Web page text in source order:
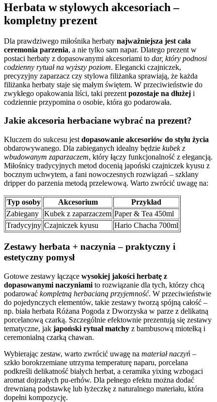
Herbata w stylowych akcesoriach –
kompletny prezent
Dla prawdziwego miłośnika herbaty najważniejsza jest cała
ceremonia parzenia, a nie tylko sam napar. Dlatego prezent w
postaci herbaty z dopasowanymi akcesoriami to dar, który podnosi
codzienny rytuał na wyższy poziom. Elegancki czajniczek,
precyzyjny zaparzacz czy stylowa filiżanka sprawiają, że każda
filiżanka herbaty staje się małym świętem. W przeciwieństwie do
zwykłego opakowania liści, taki prezent pozostaje na dłużej i
codziennie przypomina o osobie, która go podarowała.
Jakie akcesoria herbaciane wybrać na prezent?
Kluczem do sukcesu jest dopasowanie akcesoriów do stylu życia
obdarowywanego. Dla zabieganych idealny będzie kubek z
wbudowanym zaparzaczem, który łączy funkcjonalność z elegancją.
Miłośnicy tradycyjnych metod docenią japoński czajniczek kyusu z
bocznym uchwytem, a fani nowoczesnych rozwiązań – szklany
dripper do parzenia metodą przelewową. Warto zwrócić uwagę na:
Typ osoby Akcesorium
Przykład
Zabiegany
Kubek z zaparzaczem Paper & Tea 450ml
Tradycyjny Czajniczek kyusu Hario Chacha 700ml
Zestawy herbata + naczynia – praktyczny i
estetyczny pomysł
Gotowe zestawy łączące wysokiej jakości herbatę z
dopasowanymi naczyniami to rozwiązanie dla tych, którzy chcą
podarować kompletną herbacianą przyjemność. W przeciwieństwie
do pojedynczych elementów, takie zestawy tworzą spójną całość –
np. biała herbata Różana Pogoda z Dworzyska w parze z delikatną
porcelanową czarką. Szczególnie efektownie prezentują się zestawy
tematyczne, jak japoński rytuał matchy z bambusową miotełką i
ceremonialną czarką chawan.
Wybierając zestaw, warto zwrócić uwagę na materiał naczyń –
szkło borokrzemiane utrzyma temperaturę naparu, porcelana
podkreśli delikatność białych herbat, a ceramika yixing wzbogaci
aromat dojrzałych pu-erhów. Dla pełnego efektu można dodać
drewnianą podstawkę lub łyżeczkę z naturalnego materiału, która
dopełni kompozycję.